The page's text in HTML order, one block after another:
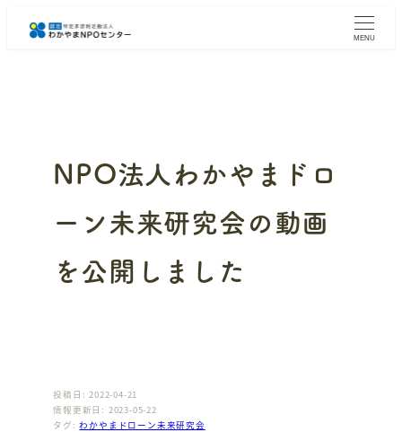
MENU
NPO法人わかやまドロ
ーン未来研究会の動画
を公開しました
投稿日: 2022-04-21
情報更新日: 2023-05-22
タグ:わかやまドローン未来研究会